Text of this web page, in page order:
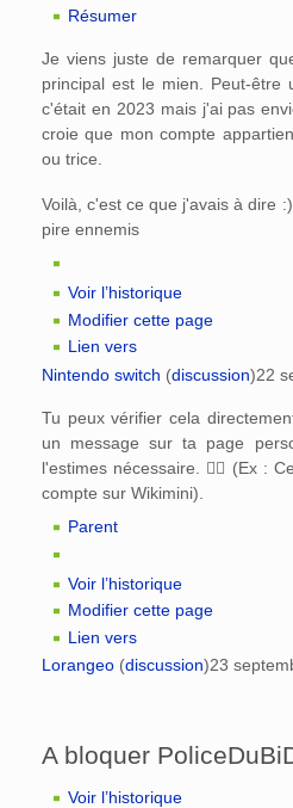
Résumer
Je viens juste de remarquer
principal est le mien. Peut-être
c'était en 2023 mais j'ai pas
croie que mon compte
ou trice.
Voilà, c'est ce que j'avais à dire
pire ennemis
Voir l’historique
Modifier cette page
Lien vers
Nintendo switch (discussion)22
Tu peux vérifier cela
un message sur ta page
l'estimes nécessaire. 👍🏻 (Ex :
compte sur Wikimini).
Parent
Voir l’historique
Modifier cette page
Lien vers
Lorangeo (discussion)23
A bloquer
Voir l’historique